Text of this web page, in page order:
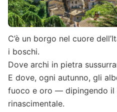
C’è un borgo nel cuore
i boschi.
Dove archi in pietra
E dove, ogni autunno, gli
fuoco e oro — dipingendo il
rinascimentale.